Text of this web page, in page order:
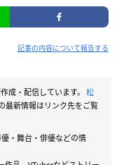
記事の内容について報告する
成・配信しています。 松
最新情報はリンク先をご覧
・舞台・俳優などの情